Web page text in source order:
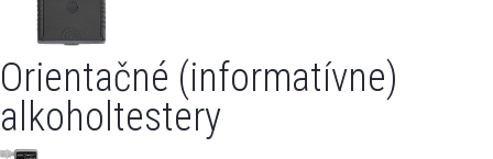
Orientačné (informatívne)
alkoholtestery